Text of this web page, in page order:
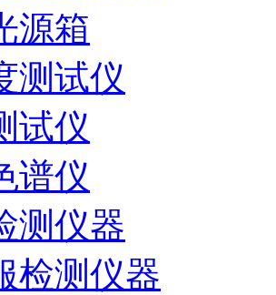
源箱
测试仪
试仪
谱仪
测仪器
检测仪器